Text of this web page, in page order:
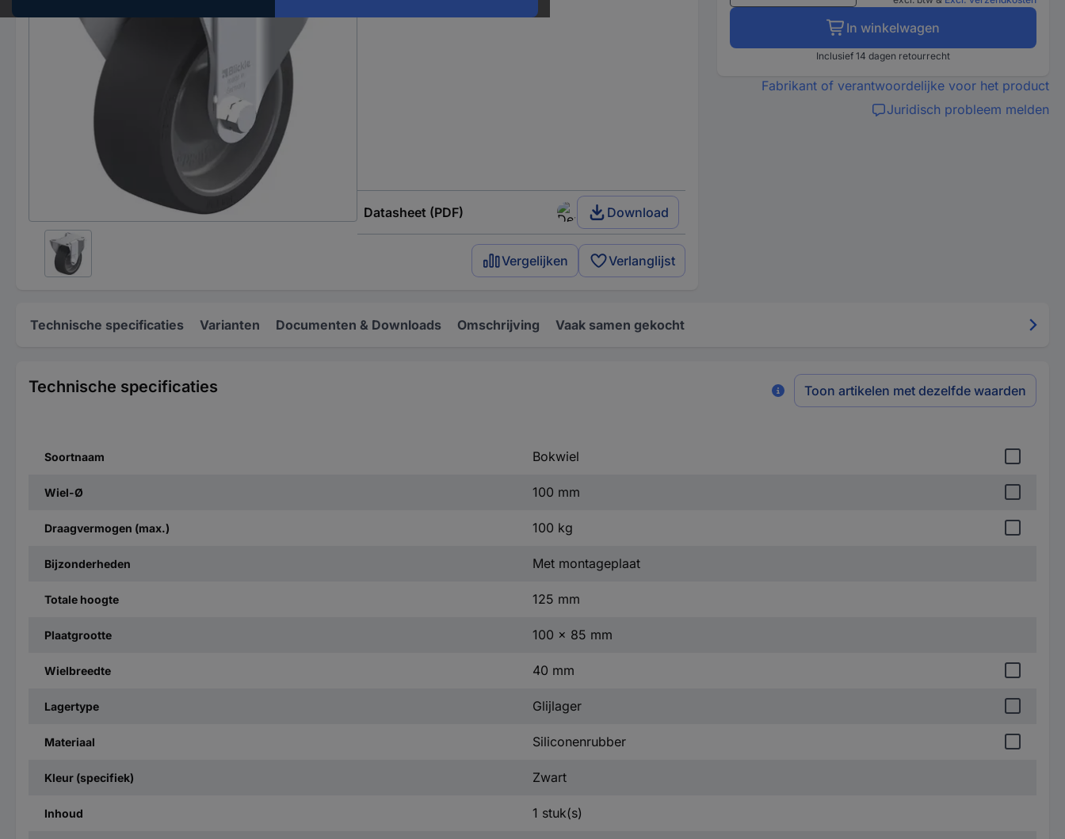
Datasheet (PDF) Download
Vergelijken Verlanglijst
In winkelwagen
Inclusief 14 dagen retourrecht
Fabrikant of verantwoordelijke voor het product
Juridisch probleem melden
Technische specificaties Varianten Documenten & Downloads Omschrijving Vaak samen gekocht
Technische specificaties Toon artikelen met dezelfde waarden
Soortnaam Bokwiel
Wiel-Ø 100 mm
Draagvermogen (max.) 100 kg
Bijzonderheden Met montageplaat
Totale hoogte 125 mm
Plaatgrootte 100 x 85 mm
Wielbreedte 40 mm
Lagertype Glijlager
Materiaal Siliconenrubber
Kleur (specifiek) Zwart
Inhoud 1 stuk(s)